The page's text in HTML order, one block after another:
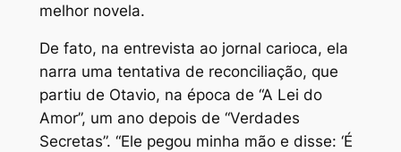
melhor novela.
De fato, na entrevista ao jornal carioca, ela
narra uma tentativa de reconciliação, que
partiu de Otavio, na época de “A Lei do
Amor”, um ano depois de “Verdades
Secretas”. “Ele pegou minha mão e disse: ‘É